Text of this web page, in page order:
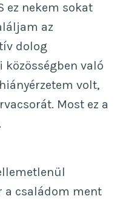
ez nekem sokat
az
dolog
való
volt,
Most ez a
a családom ment